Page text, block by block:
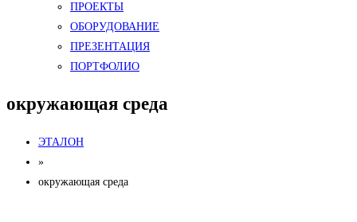
ПРОЕКТЫ
ОБОРУДОВАНИЕ
ПРЕЗЕНТАЦИЯ
ПОРТФОЛИО
окружающая среда
ЭТАЛОН
»
окружающая среда